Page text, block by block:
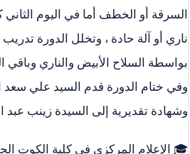
السرقة أو الخطف أما في اليوم
ناري أو آلة حادة ، وتخلل الدورة
بواسطة السلاح الأبيض والناري وباقي
وفي ختام الدورة قدم السيد علي سعد
وشهادة تقديرية إلى السيدة زينب عبد
🎓 الإعلام المركزي في كلية الكوت الجامعة 22 / 12